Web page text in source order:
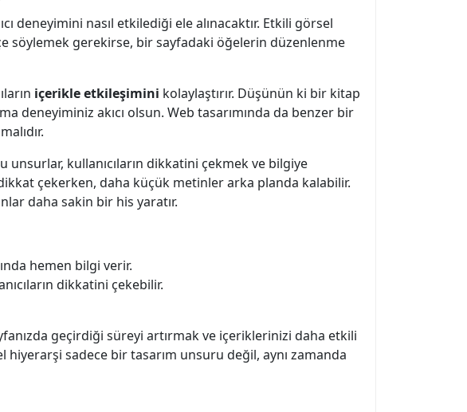
deneyimini nasıl etkilediği ele alınacaktır. Etkili görsel
söylemek gerekirse, bir sayfadaki öğelerin düzenlenme
içerikle etkileşimini kolaylaştırır. Düşünün ki bir kitap
deneyiminiz akıcı olsun. Web tasarımında da benzer bir
unsurlar, kullanıcıların dikkatini çekmek ve bilgiye
çekerken, daha küçük metinler arka planda kalabilir.
daha sakin bir his yaratır.
hemen bilgi verir.
dikkatini çekebilir.
geçirdiği süreyi artırmak ve içeriklerinizi daha etkili
sadece bir tasarım unsuru değil, aynı zamanda